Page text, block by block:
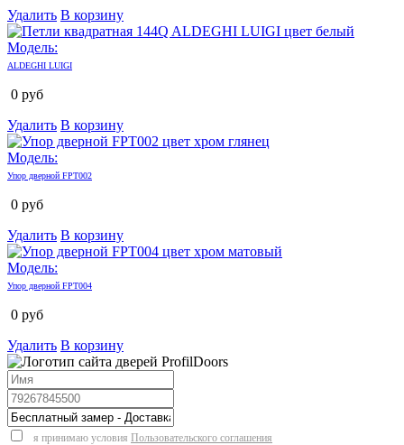
Удалить В корзину
Модель:
ALDEGHI LUIGI
0 руб
Удалить В корзину
Модель:
Упор дверной FPT002
0 руб
Удалить В корзину
Модель:
Упор дверной FPT004
0 руб
Удалить В корзину
я принимаю условия Пользовательского соглашения